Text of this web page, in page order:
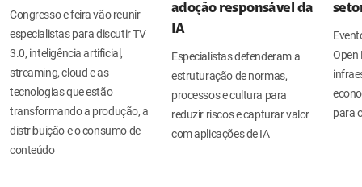
Congresso e feira vão reunir
especialistas para discutir TV
3.0, inteligência artificial,
streaming, cloud e as
tecnologias que estão
transformando a produção, a
distribuição e o consumo de
conteúdo
adoção responsável da
IA
Especialistas defenderam a
estruturação de normas,
processos e cultura para
reduzir riscos e capturar valor
com aplicações de IA
Open
para